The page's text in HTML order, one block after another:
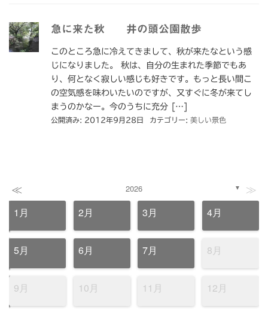
急に来た秋 井の頭公園散歩
このところ急に冷えてきまして、秋が来たなという感
じになりました。 秋は、自分の生まれた季節でもあ
り、何となく寂しい感じも好きです。もっと長い間こ
の空気感を味わいたいのですが、又すぐに冬が来てし
まうのかなー。今のうちに充分 […]
公開済み: 2012年9月28日 カテゴリー: 美しい景色
≪ 2026 ▼ ≫
1月 2月 3月 4月
5月 6月 7月 8月
9月 10月 11月 12月